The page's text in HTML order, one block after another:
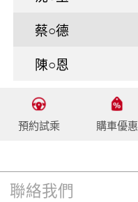
蔡○德
陳○恩
預約試乘 購車優惠
聯絡我們